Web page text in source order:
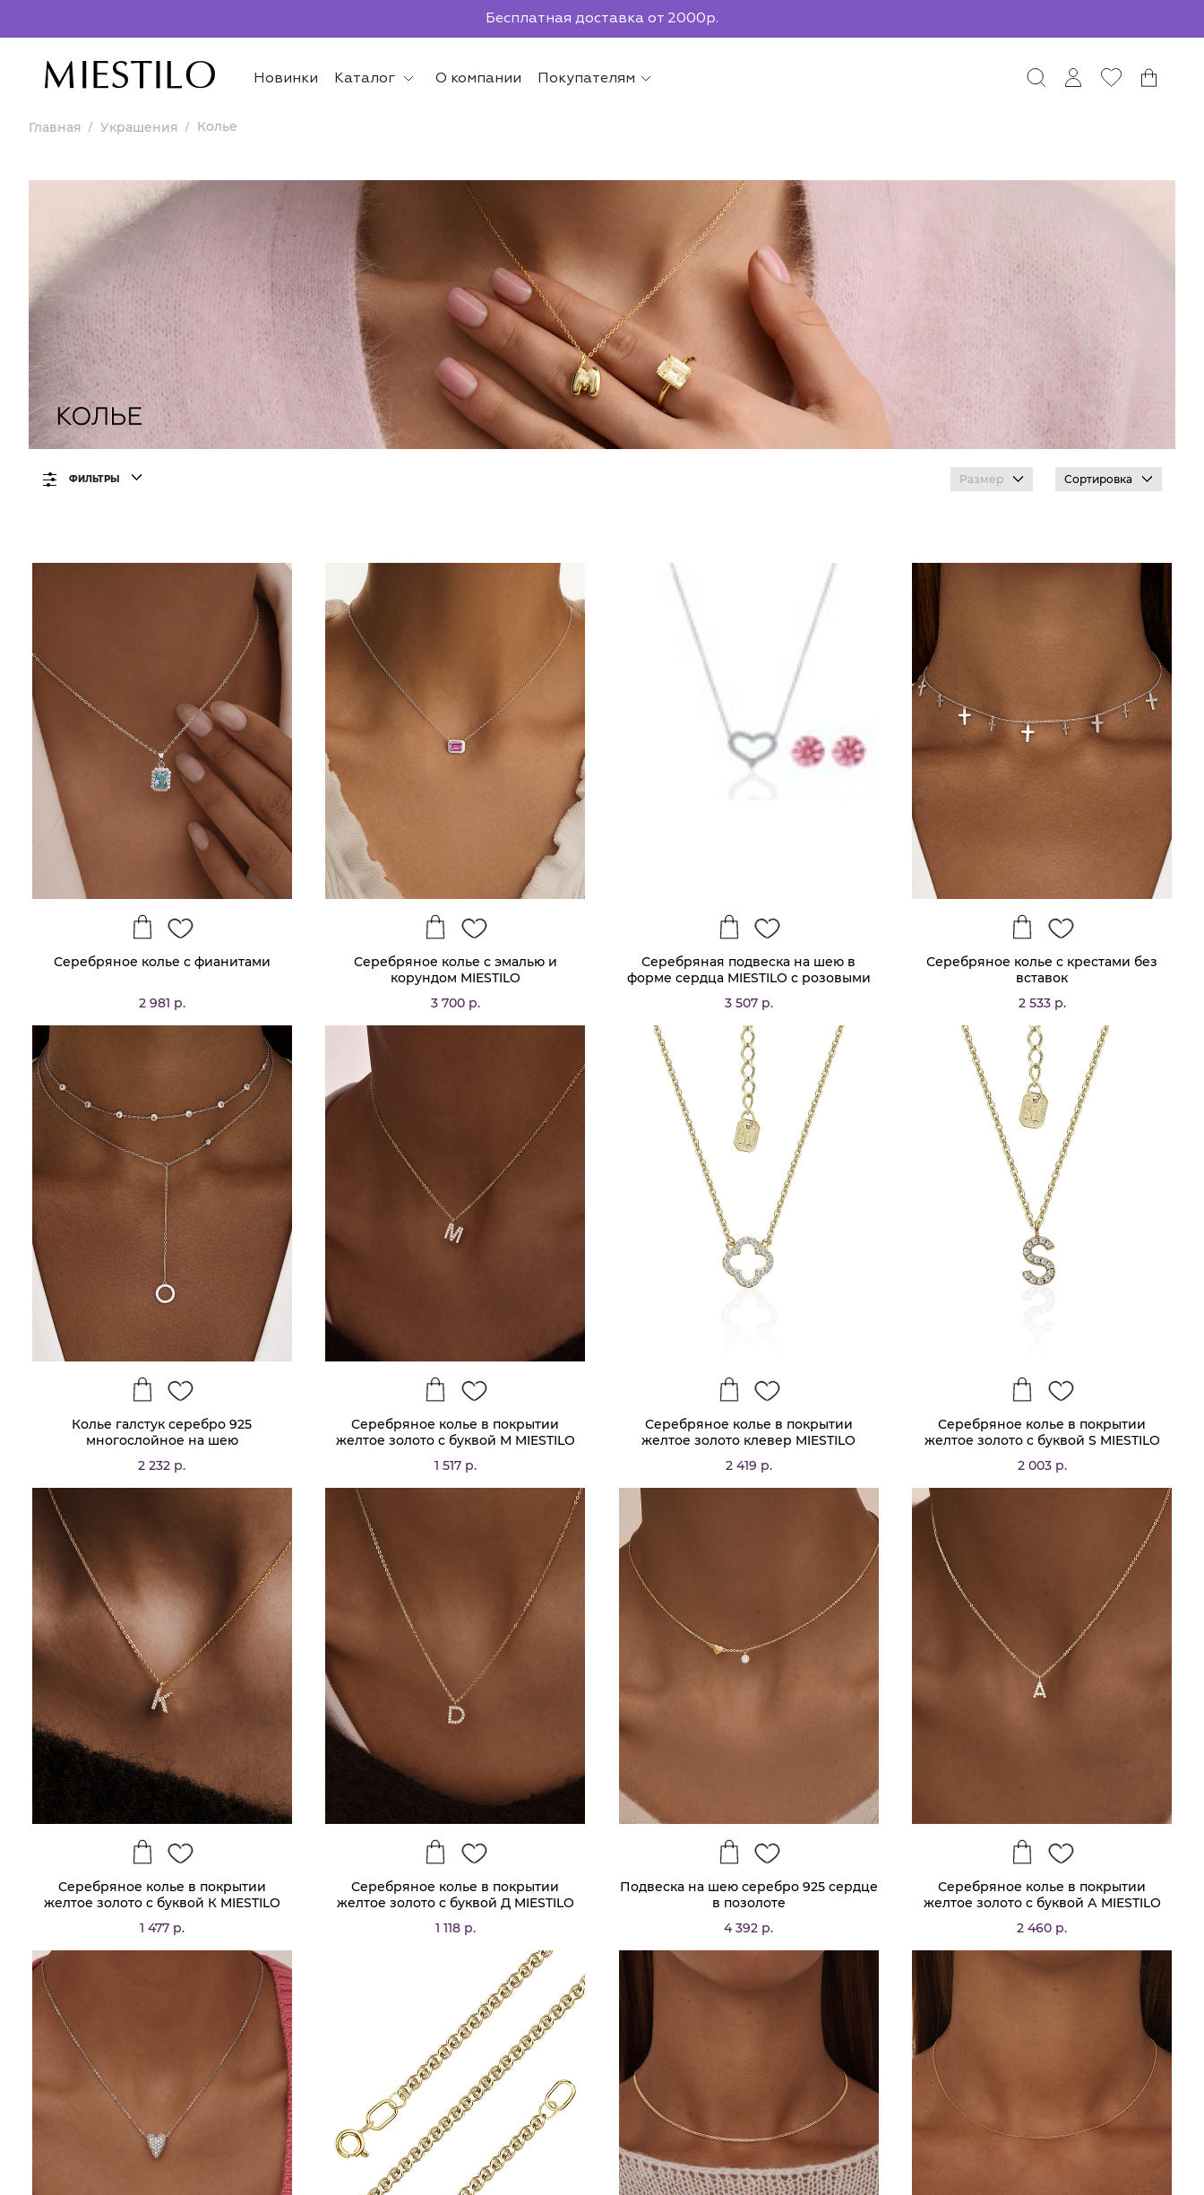
По всей России до ПВЗ СДЭК
Новинки Каталог О компании Покупателям
Главная Украшения Колье
ФИЛЬТРЫ Размер Сортировка
Серебряное колье с фианитами
2 981 р.
Серебряное колье с эмалью и
корундом MIESTILO
3 700 р.
Серебряная подвеска на шею в
форме сердца MIESTILO с розовыми
3 507 р.
Серебряное колье с крестами без
вставок
2 533 р.
Колье галстук серебро 925
многослойное на шею
2 232 р.
Серебряное колье в покрытии
желтое золото с буквой М MIESTILO
1 517 р.
Серебряное колье в покрытии
желтое золото клевер MIESTILO
2 419 р.
Серебряное колье в покрытии
желтое золото с буквой S MIESTILO
2 003 р.
Серебряное колье в покрытии
желтое золото с буквой К MIESTILO
1 477 р.
Серебряное колье в покрытии
желтое золото с буквой Д MIESTILO
1 118 р.
Подвеска на шею серебро 925 сердце
в позолоте
4 392 р.
Серебряное колье в покрытии
желтое золото с буквой А MIESTILO
2 460 р.